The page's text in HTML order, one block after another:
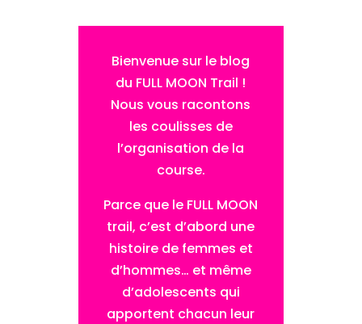
Bienvenue sur le blog
du FULL MOON Trail !
Nous vous racontons
les coulisses de
l’organisation de la
course.
Parce que le FULL MOON
trail, c’est d’abord une
histoire de femmes et
d’hommes… et même
d’adolescents qui
apportent chacun leur